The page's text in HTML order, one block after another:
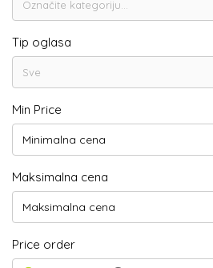
Tip oglasa
Min Price
Maksimalna cena
Price order